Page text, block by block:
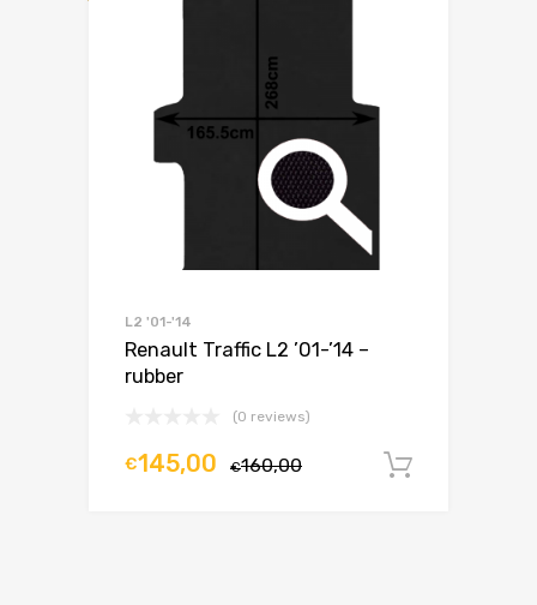
L2 '01-'14
Renault Traffic L2 ’01-’14 –
rubber
(0 reviews)
€160,00
€145,00